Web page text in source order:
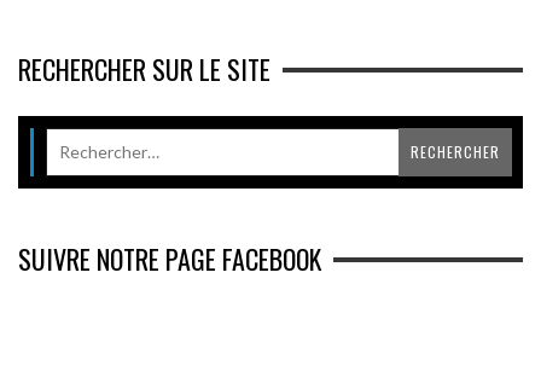
RECHERCHER SUR LE SITE
SUIVRE NOTRE PAGE FACEBOOK